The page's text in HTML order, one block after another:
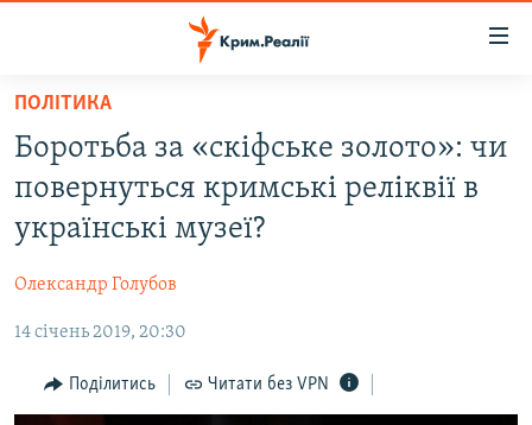
Перейти
основного
матеріалу
Перейти
до
основної
Перейти
пошуку
ВОДА.КРИМ
ВІДЕО ТА ФОТО
БЛОГИ
ПОГЛЯД
ІНТЕРВ'Ю
ПОЛІТИКА
Боротьба за «скіфське золото»: чи
повернуться кримські реліквії в
українські музеї?
Олександр Голубов
14 січень 2019, 20:30
Поділитись Читати без VPN